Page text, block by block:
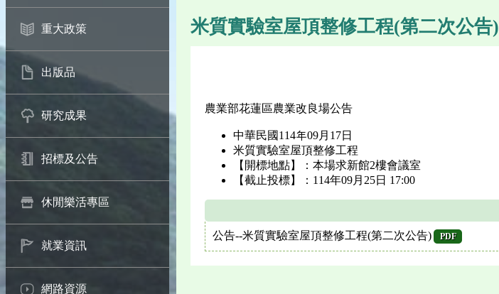
重大政策
出版品
研究成果
招標及公告
休閒樂活專區
就業資訊
網路資源
米質實驗室屋頂整修⼯程(第二次公告)
農業部花蓮區農業改良場公告
中華民國114年09月17日
米質實驗室屋頂整修⼯程
【開標地點】：本場求新館2樓會議室
【截止投標】：114年09月25日 17:00
公告--米質實驗室屋頂整修⼯程(第二次公告) PDF